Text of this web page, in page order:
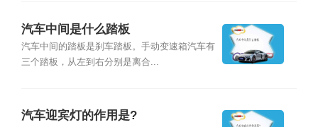
汽车中间是什么踏板
汽车中间的踏板是刹车踏板。手动变速箱汽车有
三个踏板，从左到右分别是离合...
汽车迎宾灯的作用是?